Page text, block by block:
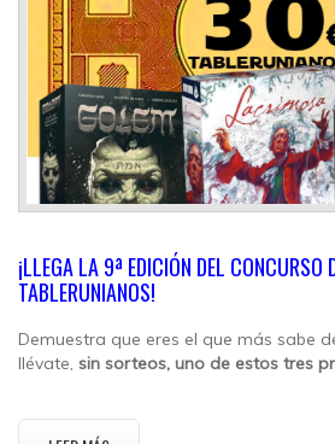
¡LLEGA LA 9ª EDICIÓN DEL CONCURSO
TABLERUNIANOS!
Demuestra que eres el que más sabe
llévate, sin sorteos, uno de estos tres